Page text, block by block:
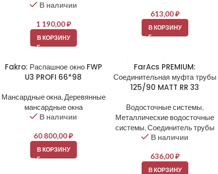
В наличии
1 190,00₽
В КОРЗИНУ
613,00₽
В КОРЗИНУ
Fakro: Распашное окно FWP
U3 PROFI 66*98
Мансардные окна,Деревянные
мансардные окна
В наличии
60 800,00₽
В КОРЗИНУ
FarAcs PREMIUM:
Соединительная муфта трубы
125/90 MATT RR 33
Водосточные системы,
Металлические водосточные
системы,Соединитель трубы
В наличии
636,00₽
В КОРЗИНУ